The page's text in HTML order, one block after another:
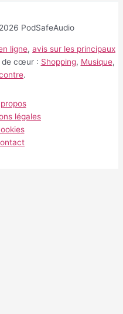
PodSafeAudio
ligne, avis sur les principaux
de cœur : Shopping, Musique,
.
légales